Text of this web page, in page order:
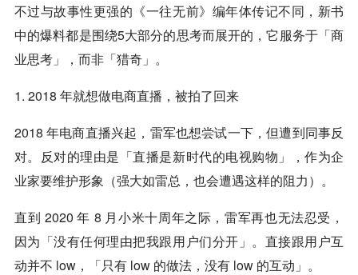
不过与故事性更强的《一往无前》编年体传记不同，新书
中的爆料都是围绕5大部分的思考而展开的，它服务于「商
业思考」，而非「猎奇」。
1. 2018 年就想做电商直播，被拍了回来
2018 年电商直播兴起，雷军也想尝试一下，但遭到同事反
对。反对的理由是「直播是新时代的电视购物」，作为企
业家要维护形象（强大如雷总，也会遭遇这样的阻力）。
直到 2020 年 8 月小米十周年之际，雷军再也无法忍受，
因为「没有任何理由把我跟用户们分开」。直接跟用户互
动并不 low，「只有 low 的做法，没有 low 的互动」。